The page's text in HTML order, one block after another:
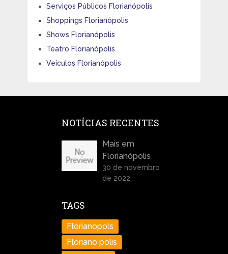
Serviços Públicos Florianópolis
Shoppings Florianópolis
Shows Florianópolis
Teatro Florianópolis
Veículos Florianópolis
NOTÍCIAS RECENTES
Mais em
Florianópolis
30 de novembro
de 2022
TAGS
Florianopols
Floriano´polis